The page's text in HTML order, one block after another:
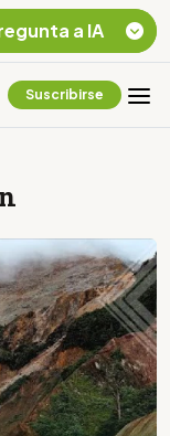
Suscribirse
a IA
Listar destinos
Ecuatoriana
que consiste la
minera que rige en
Ecuador?